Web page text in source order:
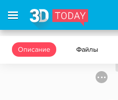
Описание Файлы